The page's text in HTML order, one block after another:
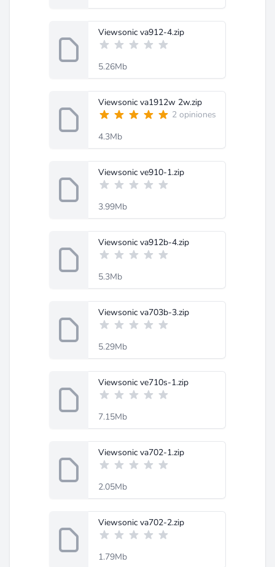
Viewsonic va912-4.zip
5.26Mb
Viewsonic va1912w 2w.zip
2 opiniones
4.3Mb
Viewsonic ve910-1.zip
3.99Mb
Viewsonic va912b-4.zip
5.3Mb
Viewsonic va703b-3.zip
5.29Mb
Viewsonic ve710s-1.zip
7.15Mb
Viewsonic va702-1.zip
2.05Mb
Viewsonic va702-2.zip
1.79Mb